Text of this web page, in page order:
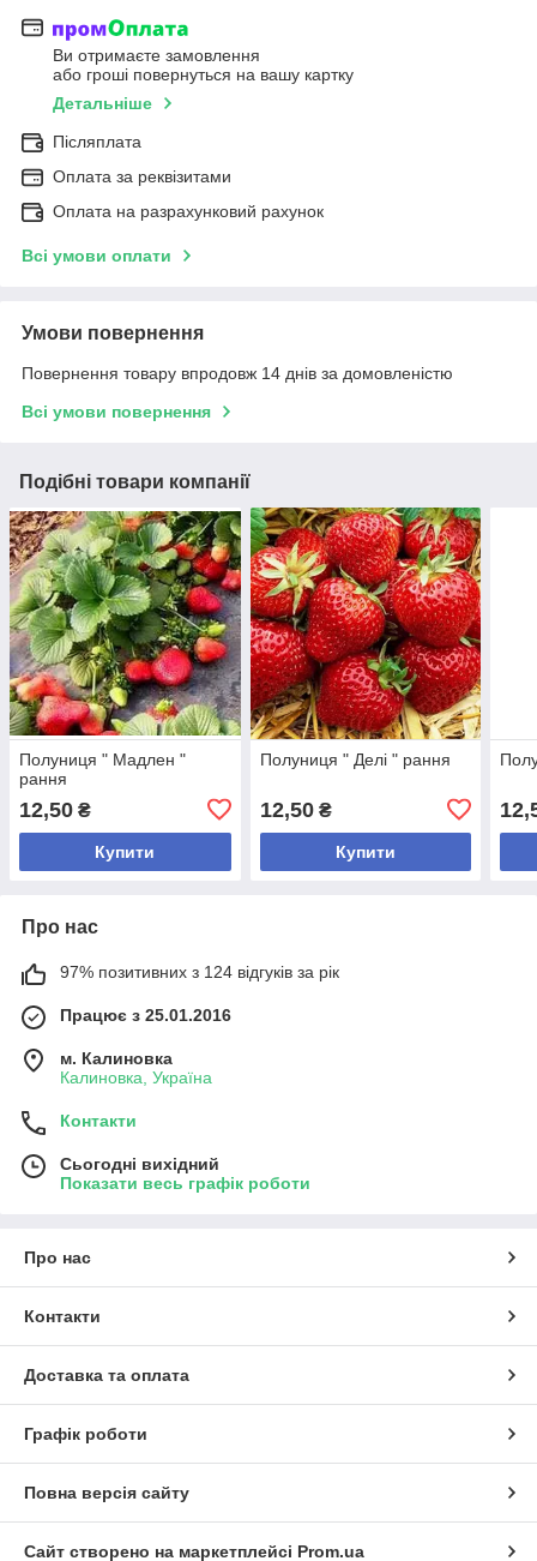
Ви отримаєте замовлення
або гроші повернуться на вашу картку
Детальніше
Післяплата
Оплата за реквізитами
Оплата на разрахунковий рахунок
Всі умови оплати
Умови повернення
Повернення товару впродовж 14 днів за домовленістю
Всі умови повернення
Подібні товари компанії
Полуниця " Мадлен "
рання
12,50 ₴
Купити
Полуниця " Делі " рання
12,50₴
Купити
Про нас
97% позитивних з 124 відгуків за рік
Працює з 25.01.2016
м. Калиновка
Калиновка, Україна
Контакти
Сьогодні вихідний
Показати весь графік роботи
Про нас
Контакти
Доставка та оплата
Графік роботи
Повна версія сайту
Сайт створено на маркетплейсі Prom.ua